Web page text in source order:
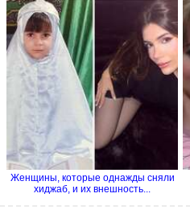
Женщины, которые однажды сняли
хиджаб, и их внешность...